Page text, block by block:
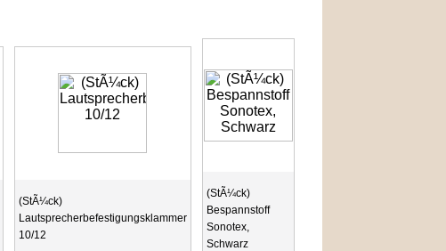
(StÃ¼ck)
Lautsprecherbefestigungsklammer
10/12
(StÃ¼ck)
Bespannstoff
Sonotex,
Schwarz